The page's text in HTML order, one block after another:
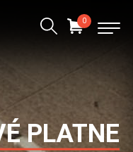
PLATNE
0